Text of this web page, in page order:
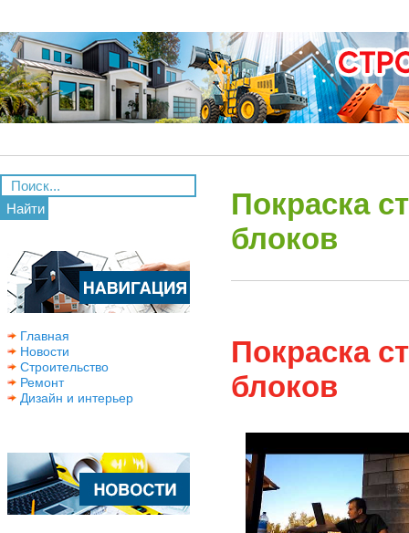
Найти
Главная
Новости
Строительство
Ремонт
Дизайн и интерьер
Покраска
блоков
Покраска
блоков